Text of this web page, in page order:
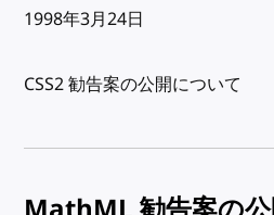
出版日:
1998年3月24日
CSS2 勧告案の公開について